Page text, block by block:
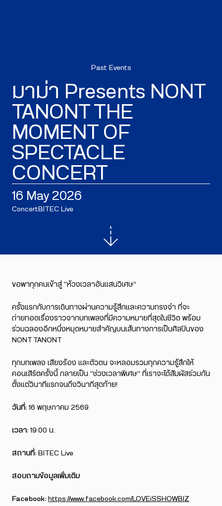
Past Events
มาม่า Presents NONT
TANONT THE
MOMENT OF
SPECTACLE
CONCERT
16 May 2026
Concert BITEC Live
ขอพาทุกคนเข้าสู่ “ห้วงเวลาอันแสนวิเศษ”
ครั้งแรกกับการเดินทางผ่านความรู้สึกและความทรงจำ ที่จะ
ถ่ายทอดเรื่องราวจากบทเพลงที่มีความหมายที่สุดในชีวิต พร้อม
ร่วมฉลองอีกหนึ่งหมุดหมายสำคัญบนเส้นทางการเป็นศิลปินของ
NONT TANONT
ทุกบทเพลง เสียงร้อง และตัวตน จะหลอมรวมทุกความรู้สึกให้
คอนเสิร์ตครั้งนี้ กลายเป็น “ช่วงเวลาพิเศษ” ที่เราจะได้สัมผัสร่วมกัน
ตั้งแต่วินาทีแรกจนถึงวินาทีสุดท้าย!
วันที่:16 พฤษภาคม 2569
เวลา:19:00 น.
สถานที่: BITEC Live
สอบถามข้อมูลเพิ่มเติม
Facebook: https://www.facebook.com/LOVEiSSHOWBIZ